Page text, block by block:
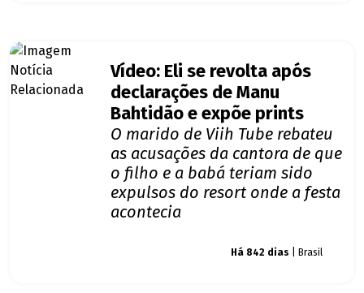
Vídeo: Eli se revolta após
declarações de Manu
Bahtidão e expõe prints
O marido de Viih Tube rebateu
as acusações da cantora de que
o filho e a babá teriam sido
expulsos do resort onde a festa
acontecia
Há 842 dias | Brasil